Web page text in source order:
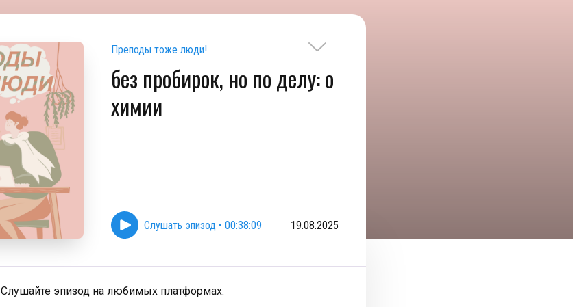
Преподы тоже люди!
без пробирок, но по делу: о
химии
Слушать эпизод • 00:38:09 19.08.2025
Слушайте эпизод на любимых платформах: